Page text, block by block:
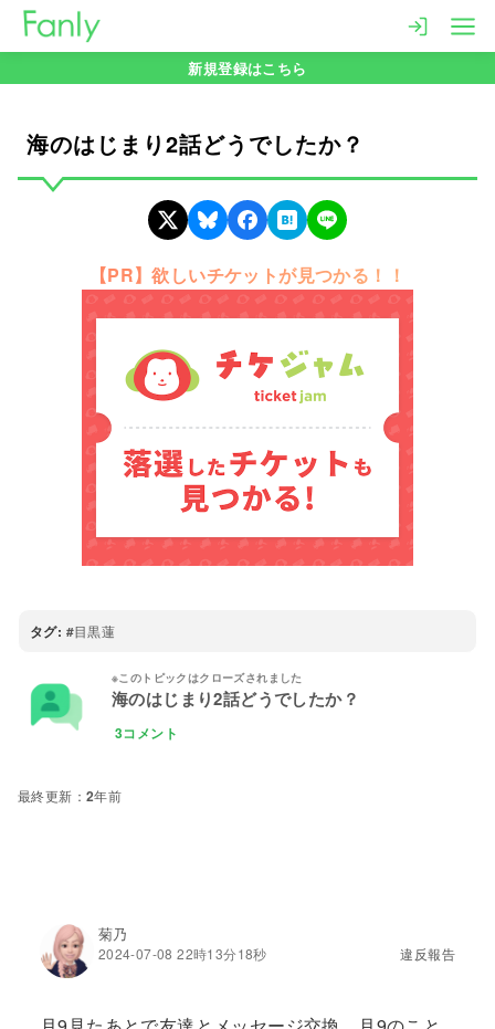
新規登録はこちら
海のはじまり2話どうでしたか？
【PR】欲しいチケットが見つかる！！
タグ: 目黒蓮
海のはじまり2話どうでしたか？
3コメント
2年前
菊乃
2024-07-08 22時13分18秒 違反報告